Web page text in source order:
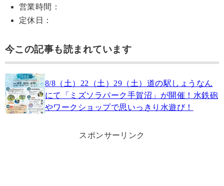
営業時間：
定休日：
今この記事も読まれています
8/8（土）22（土）29（土）道の駅しょうなん
にて「ミズソラパーク手賀沼」が開催！水鉄砲
やワークショップで思いっきり水遊び！
スポンサーリンク